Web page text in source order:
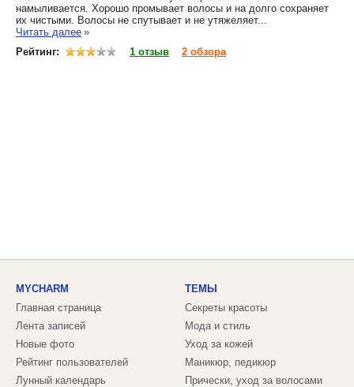
намыливается. Хорошо промывает волосы и на долго сохраняет
их чистыми. Волосы не спутывает и не утяжеляет...
Читать далее »
Рейтинг:
1 отзыв 2 обзора
MYCHARM
Главная страница
Лента записей
Новые фото
Рейтинг пользователей
Лунный календарь
ТЕМЫ
Секреты красоты
Мода и стиль
Уход за кожей
Маникюр, педикюр
Прически, уход за волосами